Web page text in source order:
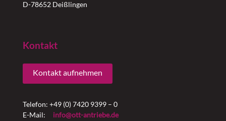
D-78652 Deißlingen
Kontakt
Kontakt aufnehmen
Telefon: +49 (0) 7420 9399 – 0
E-Mail: info@ott-antriebe.de